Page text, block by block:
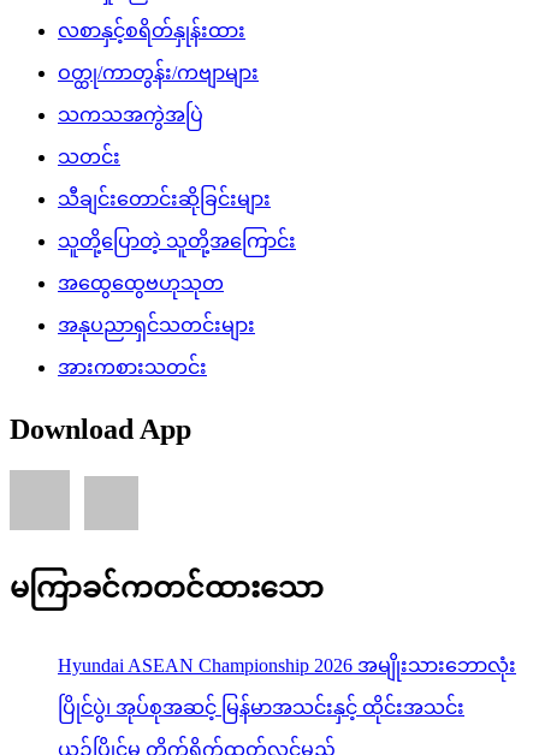
လစာနှင့်စရိတ်နှုန်းထား
ဝတ္ထု/ကာတွန်း/ကဗျာများ
သကသအကွဲအပြဲ
သတင်း
သီချင်းတောင်းဆိုခြင်းများ
သူတို့ပြောတဲ့ သူတို့အကြောင်း
အထွေထွေဗဟုသုတ
အနုပညာရှင်သတင်းများ
အားကစားသတင်း
Download App
မကြာခင်ကတင်ထားသော
Hyundai ASEAN Championship 2026 အမျိုးသားဘောလုံး
ပြိုင်ပွဲ၊ အုပ်စုအဆင့် မြန်မာအသင်းနှင့် ထိုင်းအသင်း
ယှဉ်ပြိုင်မှု တိုက်ရိုက်ထုတ်လွှင့်မည်